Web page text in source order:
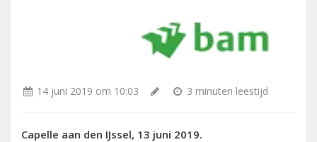
14 juni 2019 om 10:03 3 minuten leestijd
Capelle aan den IJssel, 13 juni 2019.